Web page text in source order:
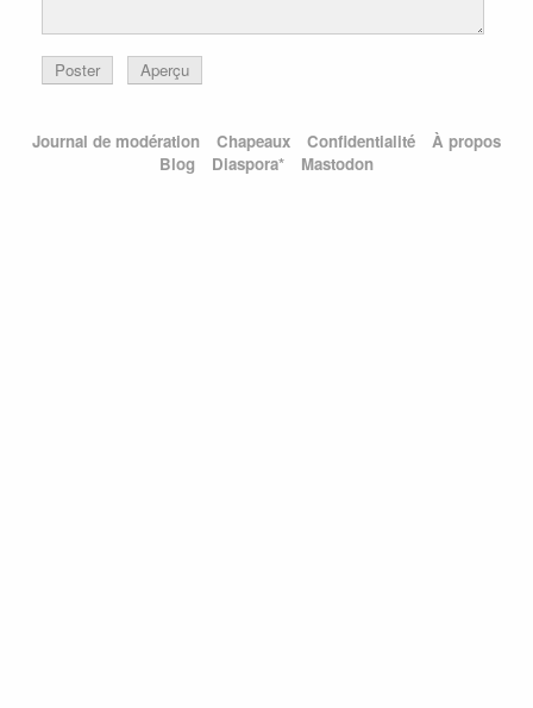
Poster Aperçu
Journal de modération Chapeaux Confidentialité
À propos
Blog
Diaspora* Mastodon